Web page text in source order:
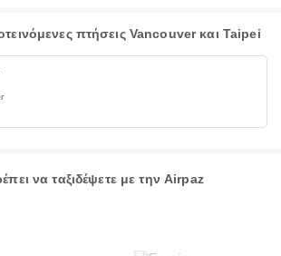
πτήσεις Vancouver και Taipei
να ταξιδέψετε με την Airpaz